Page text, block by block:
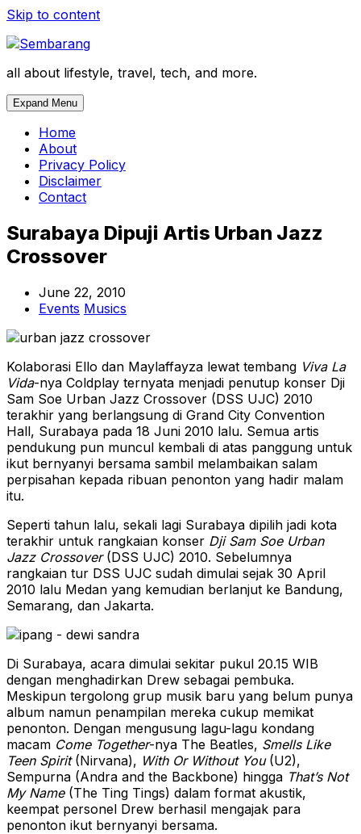
Skip to content
all about lifestyle, travel, tech, and more.
Expand Menu
Home
About
Privacy Policy
Disclaimer
Contact
Surabaya Dipuji Artis Urban Jazz
Crossover
June 22, 2010
Events Musics
Kolaborasi Ello dan Maylaffayza lewat tembang Viva La
Vida-nya Coldplay ternyata menjadi penutup konser Dji
Sam Soe Urban Jazz Crossover (DSS UJC) 2010
terakhir yang berlangsung di Grand City Convention
Hall, Surabaya pada 18 Juni 2010 lalu. Semua artis
pendukung pun muncul kembali di atas panggung untuk
ikut bernyanyi bersama sambil melambaikan salam
perpisahan kepada ribuan penonton yang hadir malam
itu.
Seperti tahun lalu, sekali lagi Surabaya dipilih jadi kota
terakhir untuk rangkaian konser Dji Sam Soe Urban
Jazz Crossover(DSS UJC) 2010. Sebelumnya
rangkaian tur DSS UJC sudah dimulai sejak 30 April
2010 lalu Medan yang kemudian berlanjut ke Bandung,
Semarang, dan Jakarta.
Di Surabaya, acara dimulai sekitar pukul 20.15 WIB
dengan menghadirkan Drew sebagai pembuka.
Meskipun tergolong grup musik baru yang belum punya
album namun penampilan mereka cukup memikat
penonton. Dengan mengusung lagu-lagu kondang
macam Come Together-nya The Beatles, Smells Like
Teen Spirit(Nirvana), With Or Without You(U2),
Sempurna (Andra and the Backbone) hingga That’s Not
My Name(The Ting Tings) dalam format akustik,
keempat personel Drew berhasil mengajak para
penonton ikut bernyanyi bersama.